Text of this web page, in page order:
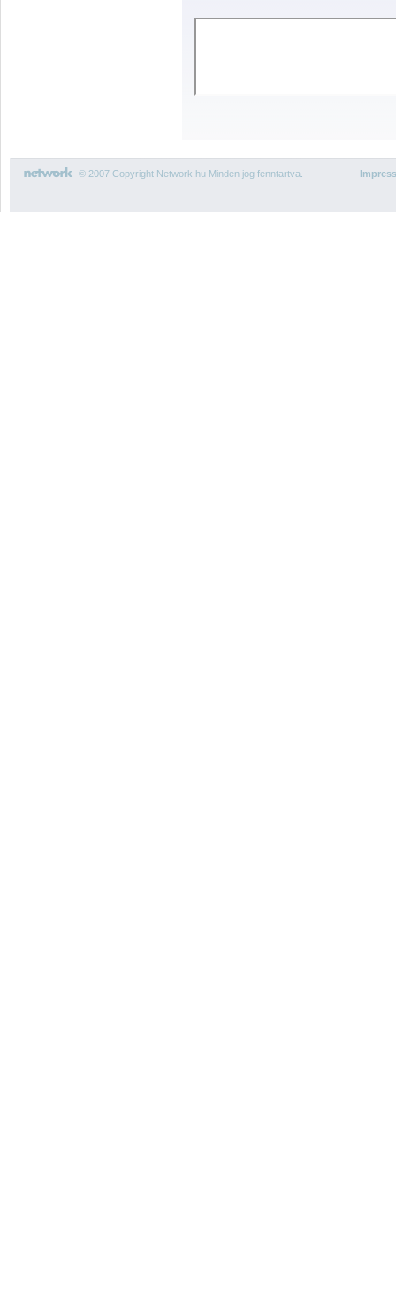
© 2007 Copyright Network.hu Minden jog fenntartva.